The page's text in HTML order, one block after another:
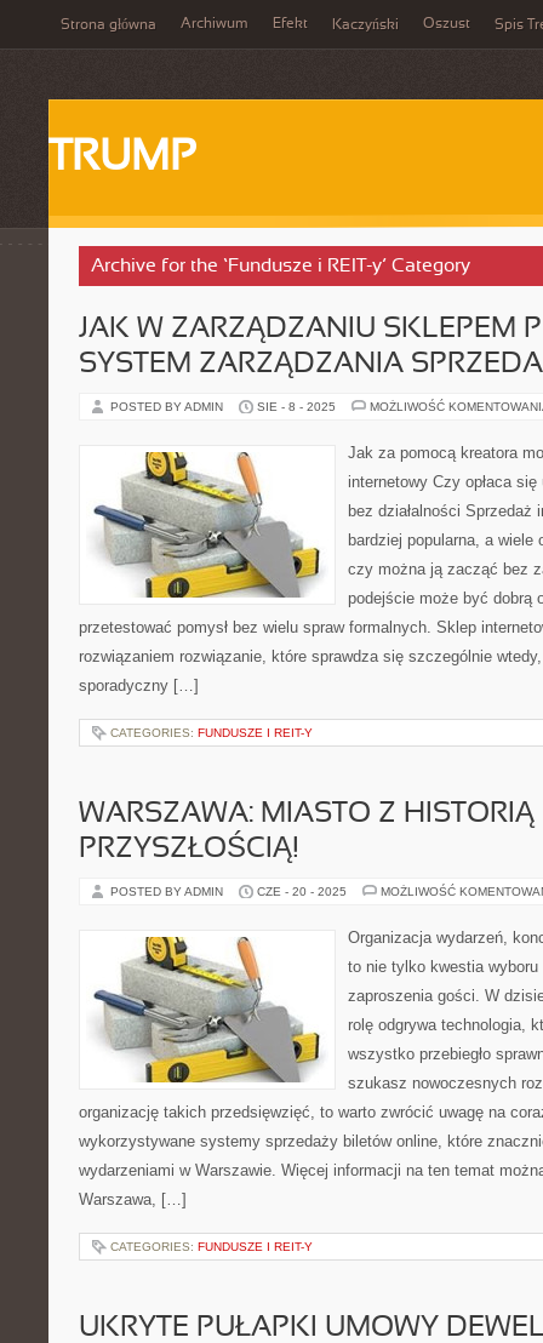
Strona główna Archiwum Efekt Kaczyński Oszust Spis
TRUMP
Archive for the ‘Fundusze i REIT-y’ Category
JAK W ZARZĄDZANIU SKLEPEM
SYSTEM ZARZĄDZANIA
POSTED BY ADMIN SIE - 8 - 2025 MOŻLIWOŚĆ
Jak za pomocą kreatora
internetowy Czy opłaca
bez działalności Sprzedaż
bardziej popularna, a
czy można ją zacząć bez
podejście może być dobrą
przetestować pomysł bez wielu spraw formalnych. Sklep
rozwiązaniem rozwiązanie, które sprawdza się szczególnie
sporadyczny […]
CATEGORIES: FUNDUSZE I REIT-Y
WARSZAWA: MIASTO Z HISTORIĄ
PRZYSZŁOŚCIĄ!
POSTED BY ADMIN CZE - 20 - 2025 MOŻLIWOŚĆ
Organizacja wydarzeń,
to nie tylko kwestia
zaproszenia gości. W
rolę odgrywa technologia,
wszystko przebiegło
szukasz nowoczesnych
organizację takich przedsięwzięć, to warto zwrócić uwagę na
wykorzystywane systemy sprzedaży biletów online, które
wydarzeniami w Warszawie. Więcej informacji na ten temat
Warszawa, […]
CATEGORIES: FUNDUSZE I REIT-Y
UKRYTE PUŁAPKI UMOWY